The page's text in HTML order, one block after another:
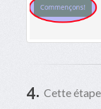
4.Cette